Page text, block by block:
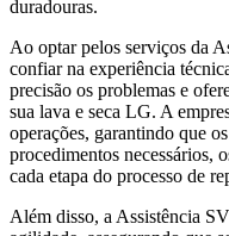
duradouras.
Ao optar pelos serviços da
confiar na experiência
precisão os problemas e
sua lava e seca LG. A
operações, garantindo que
procedimentos necessários,
cada etapa do processo de
Além disso, a Assistência